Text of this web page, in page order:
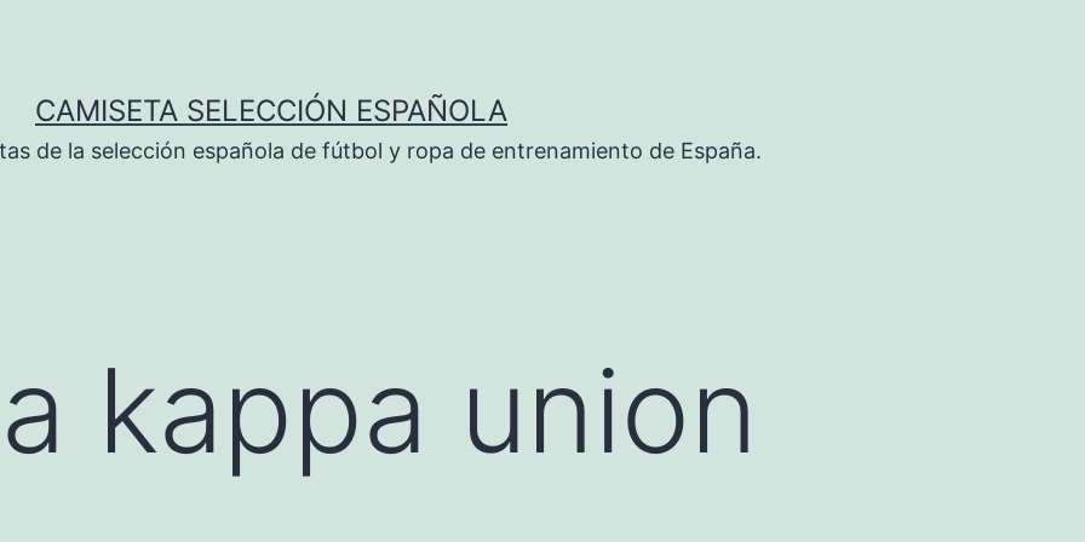
CAMISETA SELECCIÓN ESPAÑOLA
de la selección española de fútbol y ropa de entrenamiento de España.
kappa union